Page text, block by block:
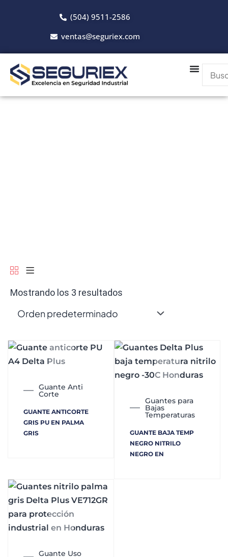
(504) 9511-2586
ventas@seguriex.com
Mostrando los 3 resultados
Guante Anti
Corte
GUANTE ANTICORTE
GRIS PU EN PALMA
GRIS
Guantes para
Bajas
Temperaturas
GUANTE BAJA TEMP
NEGRO NITRILO
NEGRO EN
Guante Uso